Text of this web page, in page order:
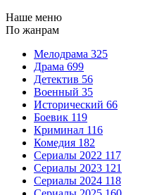
Наше меню
По жанрам
Мелодрама 325
Драма 699
Детектив 56
Военный 35
Исторический 66
Боевик 119
Криминал 116
Комедия 182
Сериалы 2022 117
Сериалы 2023 121
Сериалы 2024 118